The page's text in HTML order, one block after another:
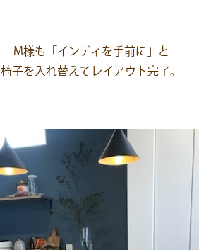
M様も「インディを手前に」と
椅子を入れ替えてレイアウト完了。